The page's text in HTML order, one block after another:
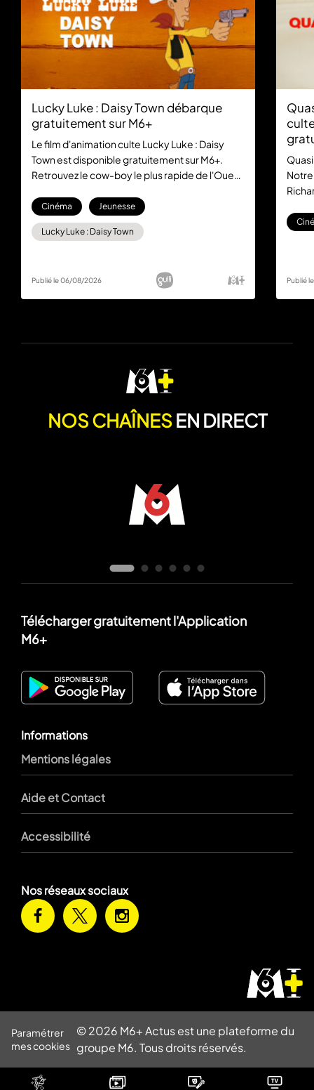
Lucky Luke : Daisy Town débarque
gratuitement sur M6+
Le film d'animation culte Lucky Luke : Daisy
Town est disponible gratuitement sur M6+.
Retrouvez le cow-boy le plus rapide de l'Ouest
abonnement.
Cinéma Jeunesse
Lucky Luke : Daisy Town
Publié le 06/08/2026 Publié
NOS CHAÎNESEN DIRECT
Télécharger gratuitement l'Application
M6+
Informations
Mentions légales
Aide et Contact
Accessibilité
Nos réseaux sociaux
Paramétrer
mes cookies
© 2026 M6+ Actus est une plateforme du
groupe M6. Tous droits réservés.